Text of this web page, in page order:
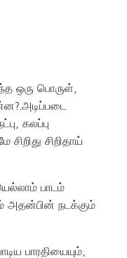
ஒரு பொருள்,
கலப்பு
சிறிதாய்
பாடம்
அதன்பின் நடக்கும்
பாரதியையும்,